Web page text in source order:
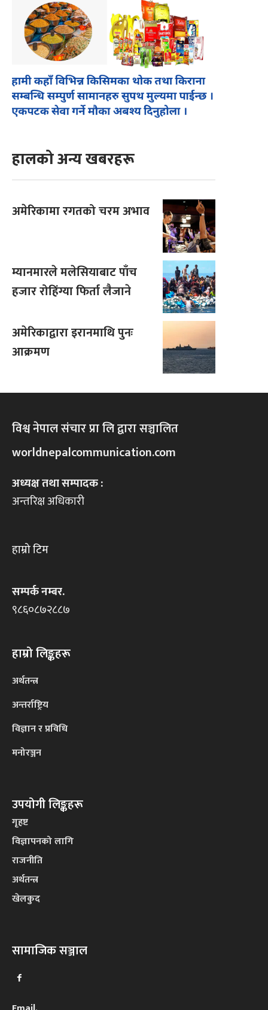
हालको अन्य खबरहरू
अमेरिकामा रगतको चरम अभाव
म्यानमारले मलेसियाबाट पाँच
हजार रोहिंग्या फिर्ता लैजाने
अमेरिकाद्वारा इरानमाथि पुनः
आक्रमण
विश्व नेपाल संचार प्रा लि द्वारा सञ्चालित
worldnepalcommunication.com
अध्यक्ष तथा सम्पादक :
अन्तरिक्ष अधिकारी
हाम्रो टिम
सम्पर्क नम्बर.
९८६०८७२८८७
हाम्रो लिङ्कहरू
अर्थतन्त्र
अन्तर्राष्ट्रिय
विज्ञान र प्रविधि
मनोरञ्जन
उपयोगी लिङ्कहरू
गृहष्ट
विज्ञापनको लागि
राजनीति
अर्थतन्त्र
खेलकुद
सामाजिक सञ्जाल